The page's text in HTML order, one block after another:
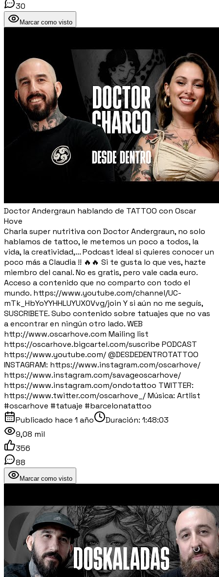
30
Marcar como visto
Doctor Andergraun hablando de TATTOO con Oscar
Hove
Charla super nutritiva con Doctor Andergraun, no solo
hablamos de tattoo, le metemos un poco a todos, la
vida, la creatividad,... Podcast ideal si quieres conocer un
poco más a Claudia !! 🔥🔥 Si te gusta lo que ves, hazte
miembro del canal. No es gratis, pero vale cada euro.
Acceso a contenido que no comparto con todo el
mundo. https://www.youtube.com/channel/UC-
mTk_HbYoYYHHLUYUX0Vvg/join Y si aún no me seguís,
SUSCRIBETE. Subo contenido sobre tatuajes que no vas
a encontrar en ningún otro lado. WEB
http://www.oscarhove.com Mailing list
https://oscarhove.bigcartel.com/suscribe PODCAST
https://www.youtube.com/ ⁨@DESDEDENTROTATTOO⁩
INSTAGRAM: https://www.instagram.com/oscarhove/
https://www.instagram.com/savageoscarhove/
https://www.instagram.com/ondotattoo TWITTER:
https://www.twitter.com/oscarhove_/ Música: Artlist
#oscarhove #tatuaje #barcelonatattoo
Publicado hace 1 año Duración: 1:48:03
9,08 mil
356
88
Marcar como visto